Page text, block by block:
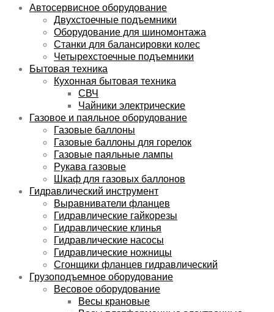
Автосервисное оборудование
Двухстоечные подъемники
Оборудование для шиномонтажа
Станки для балансировки колес
Четырехстоечные подъемники
Бытовая техника
Кухонная бытовая техника
СВЧ
Чайники электрические
Газовое и паяльное оборудование
Газовые баллоны
Газовые баллоны для горелок
Газовые паяльные лампы
Рукава газовые
Шкаф для газовых баллонов
Гидравлический инструмент
Выравниватели фланцев
Гидравлические гайкорезы
Гидравлические клинья
Гидравлические насосы
Гидравлические ножницы
Сгонщики фланцев гидравлический
Грузоподъемное оборудование
Весовое оборудование
Весы крановые